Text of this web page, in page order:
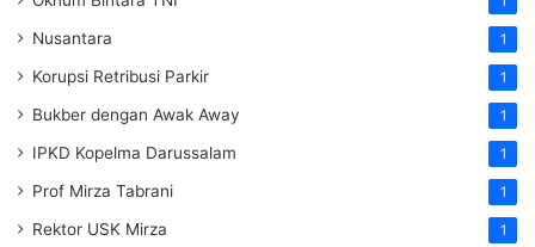
Nusantara 1
Korupsi Retribusi Parkir 1
Bukber dengan Awak Away 1
IPKD Kopelma Darussalam 1
Prof Mirza Tabrani 1
Rektor USK Mirza 1